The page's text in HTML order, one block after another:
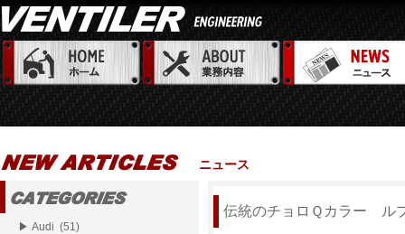
ニュース
伝統のチョロＱカラー ル
▶ Audi (51)